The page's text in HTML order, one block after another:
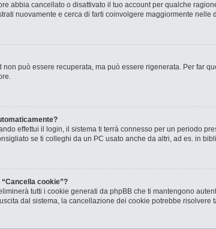
abbia cancellato o disattivato il tuo account per qualche
nuovamente e cerca di farti coinvolgere maggiormente nelle
non può essere recuperata, ma può essere rigenerata. Per far
effettui il login, il sistema ti terrà connesso per un periodo
se ti colleghi da un PC usato anche da altri, ad es. in
cookie”?
tutti i cookie generati da phpBB che ti mantengono
dal sistema, la cancellazione dei cookie potrebbe risolvere